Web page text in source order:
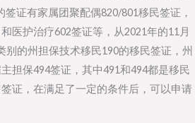
证有家属团聚配偶820/801移民签证，
医护治疗602签证等，从2021年的11月
别的州担保技术移民190的移民签证，州
担保494签证，其中491和494都是移民
证，在满足了一定的条件后，可以申请